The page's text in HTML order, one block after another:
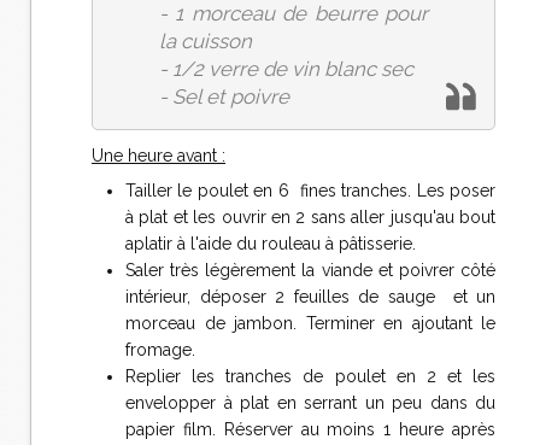
- 1 morceau de beurre pour
la cuisson
- 1/2 verre de vin blanc sec
- Sel et poivre
Une heure avant :
Tailler le poulet en 6 fines tranches. Les poser
à plat et les ouvrir en 2 sans aller jusqu'au bout
aplatir à l'aide du rouleau à pâtisserie.
Saler très légèrement la viande et poivrer côté
intérieur, déposer 2 feuilles de sauge et un
morceau de jambon. Terminer en ajoutant le
fromage.
Replier les tranches de poulet en 2 et les
envelopper à plat en serrant un peu dans du
papier film. Réserver au moins 1 heure après